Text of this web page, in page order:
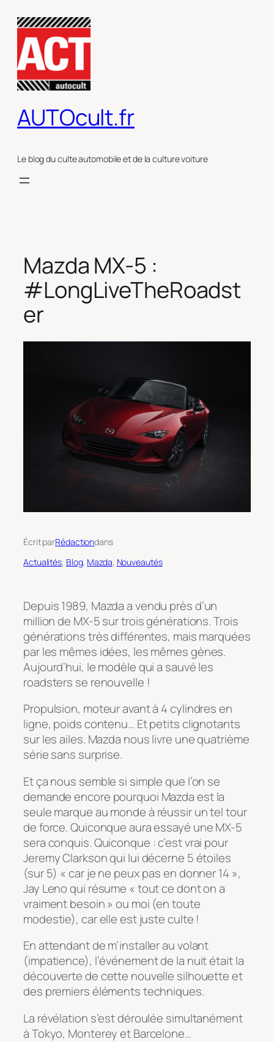
contenu
AUTOcult.fr
Le blog du culte automobile et de la culture voiture
Mazda MX-5 :
#LongLiveTheRoadst
er
Écrit parRédactiondans
Actualités, Blog, Mazda, Nouveautés
Depuis 1989, Mazda a vendu près d’un
million de MX-5 sur trois générations. Trois
générations très différentes, mais marquées
par les mêmes idées, les mêmes gènes.
Aujourd’hui, le modèle qui a sauvé les
roadsters se renouvelle !
Propulsion, moteur avant à 4 cylindres en
ligne, poids contenu… Et petits clignotants
sur les ailes. Mazda nous livre une quatrième
série sans surprise.
Et ça nous semble si simple que l’on se
demande encore pourquoi Mazda est la
seule marque au monde à réussir un tel tour
de force. Quiconque aura essayé une MX-5
sera conquis. Quiconque : c’est vrai pour
Jeremy Clarkson qui lui décerne 5 étoiles
(sur 5) « car je ne peux pas en donner 14 »,
Jay Leno qui résume « tout ce dont on a
vraiment besoin » ou moi (en toute
modestie), car elle est juste culte !
En attendant de m’installer au volant
(impatience), l’événement de la nuit était la
découverte de cette nouvelle silhouette et
des premiers éléments techniques.
La révélation s’est déroulée simultanément
à Tokyo, Monterey et Barcelone…